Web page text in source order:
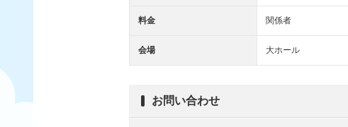
料金 関係者
会場 大ホール
お問い合わせ